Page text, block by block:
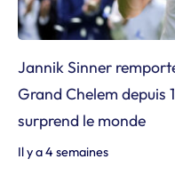
Jannik Sinner
Grand Chelem depuis
surprend le monde
Il y a 4 semaines